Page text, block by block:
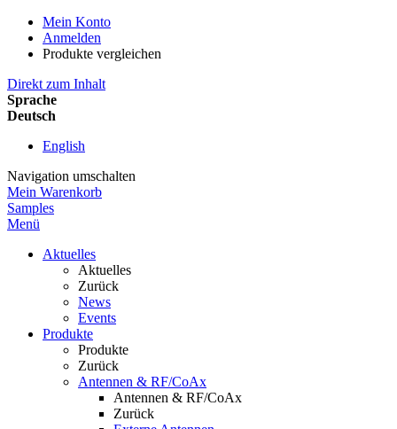
Mein Konto
Anmelden
Produkte vergleichen
Direkt zum Inhalt
Sprache
Deutsch
English
Navigation umschalten
Mein Warenkorb
Samples
Menü
Aktuelles
Aktuelles
Zurück
News
Events
Produkte
Produkte
Zurück
Antennen & RF/CoAx
Antennen & RF/CoAx
Zurück